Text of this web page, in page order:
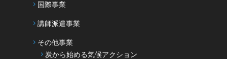
国際事業
講師派遣事業
その他事業
炭から始める気候アクション